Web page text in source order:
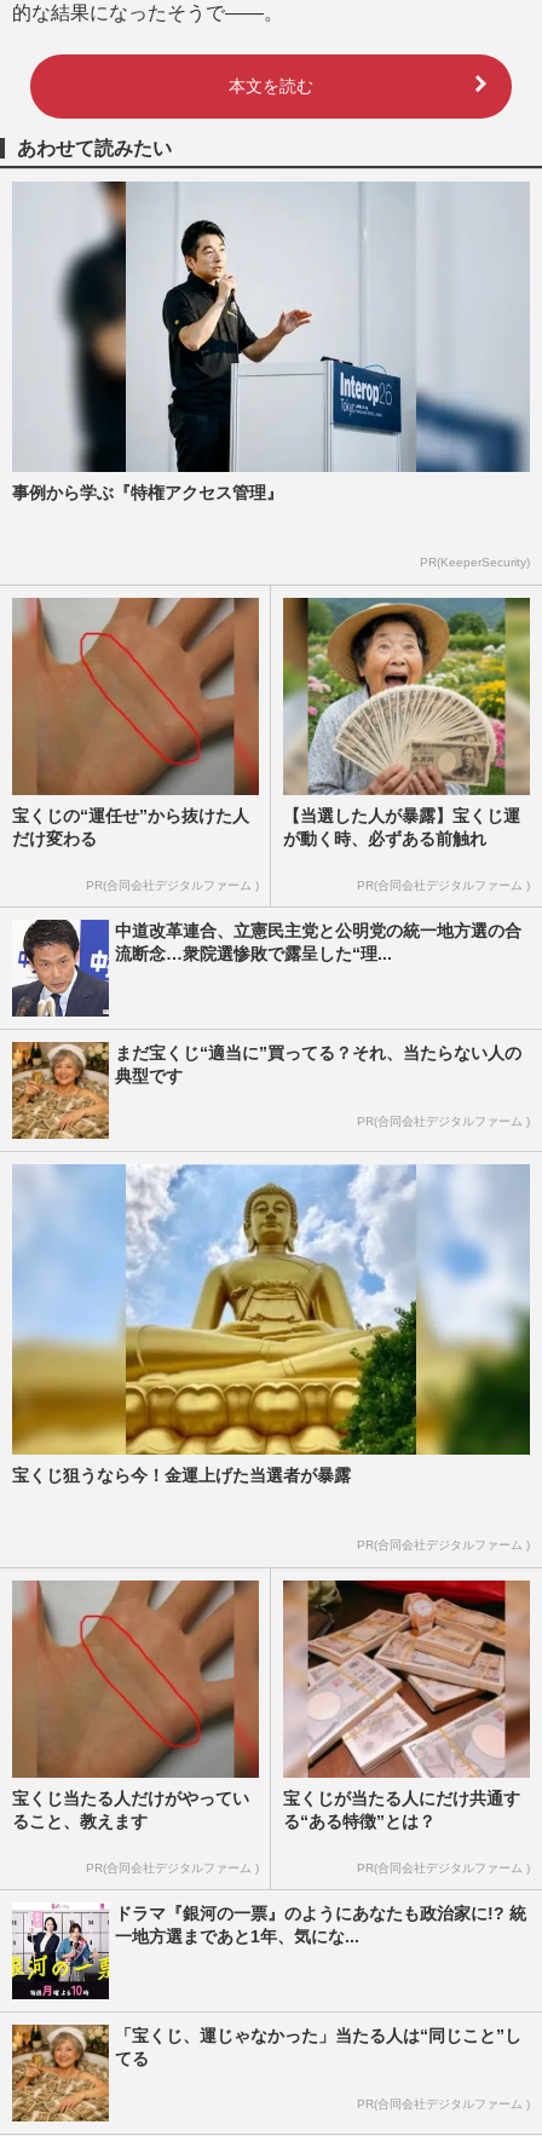
的な結果になったそうで――。
本文を読む
あわせて読みたい
事例から学ぶ『特権アクセス管理』
PR(KeeperSecurity)
宝くじの“運任せ”から抜けた人
だけ変わる
PR(合同会社デジタルファーム )
【当選した人が暴露】宝くじ運
が動く時、必ずある前触れ
PR(合同会社デジタルファーム )
中道改革連合、立憲民主党と公明党の統一地方選の合
流断念…衆院選惨敗で露呈した“理...
まだ宝くじ“適当に”買ってる？それ、当たらない人の
典型です
PR(合同会社デジタルファーム )
宝くじ狙うなら今！金運上げた当選者が暴露
PR(合同会社デジタルファーム )
宝くじ当たる人だけがやってい
ること、教えます
PR(合同会社デジタルファーム )
宝くじが当たる人にだけ共通す
る“ある特徴”とは？
PR(合同会社デジタルファーム )
ドラマ『銀河の一票』のようにあなたも政治家に!? 統
一地方選まであと1年、気にな...
「宝くじ、運じゃなかった」当たる人は“同じこと”し
てる
PR(合同会社デジタルファーム )